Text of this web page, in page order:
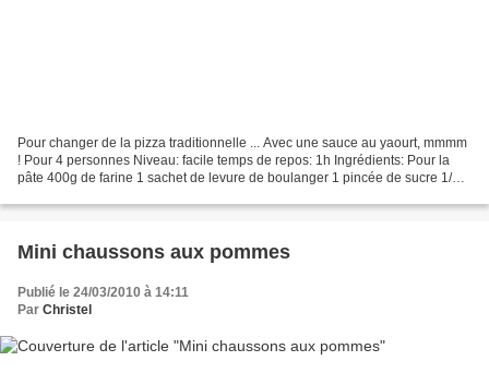
Pour changer de la pizza traditionnelle ... Avec une sauce au yaourt, mmmm
! Pour 4 personnes Niveau: facile temps de repos: 1h Ingrédients: Pour la
pâte 400g de farine 1 sachet de levure de boulanger 1 pincée de sucre 1/2
Mini chaussons aux pommes
Publié le 24/03/2010 à 14:11
Par Christel